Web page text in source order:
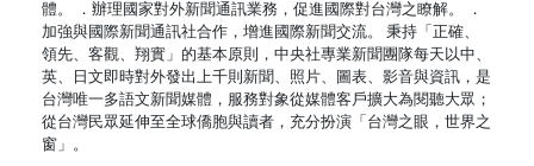
體。 ．辦理國家對外新聞通訊業務，促進國際對台灣之瞭解。 ．
加強與國際新聞通訊社合作，增進國際新聞交流。 秉持「正確、
領先、客觀、翔實」的基本原則，中央社專業新聞團隊每天以中、
英、日文即時對外發出上千則新聞、照片、圖表、影音與資訊，是
台灣唯一多語文新聞媒體，服務對象從媒體客戶擴大為閱聽大眾；
從台灣民眾延伸至全球僑胞與讀者，充分扮演「台灣之眼，世界之
窗」。